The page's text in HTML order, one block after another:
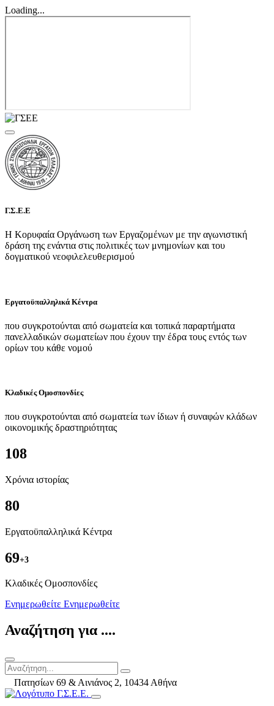
Loading...
Γ.Σ.Ε.Ε
Η Κορυφαία Οργάνωση των Εργαζομένων με την αγωνιστική
δράση της ενάντια στις πολιτικές των μνημονίων και του
δογματικού νεοφιλελευθερισμού
Εργατοϋπαλληλικά Κέντρα
που συγκροτούνται από σωματεία και τοπικά παραρτήματα
πανελλαδικών σωματείων που έχουν την έδρα τους εντός των
ορίων του κάθε νομού
Κλαδικές Ομοσπονδίες
που συγκροτούνται από σωματεία των ίδιων ή συναφών κλάδων
οικονομικής δραστηριότητας
108
Χρόνια ιστορίας
80
Εργατοϋπαλληλικά Κέντρα
69+3
Kλαδικές Ομοσπονδίες
Ενημερωθείτε Ενημερωθείτε
Αναζήτηση για ....
Πατησίων 69 & Αινιάνος 2, 10434 Αθήνα